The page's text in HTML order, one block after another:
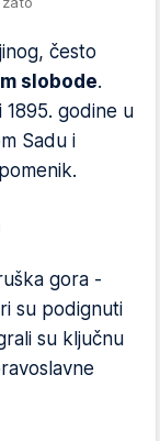
često
slobode.
1895. godine u
Sadu i
gora -
su podignuti
su ključnu